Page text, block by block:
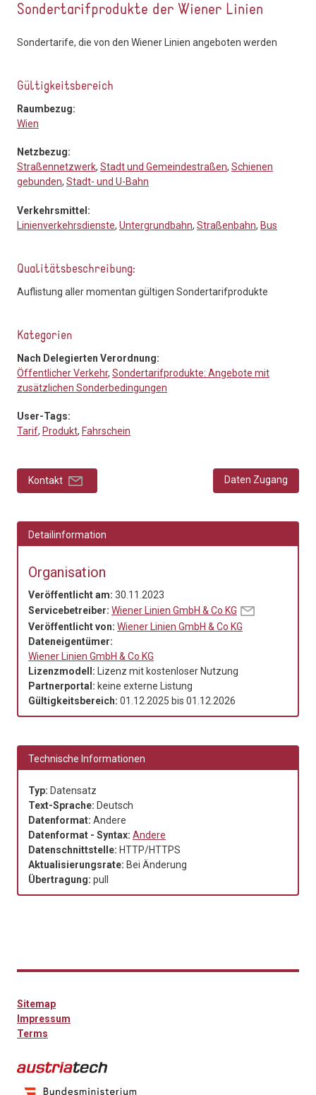
Sondertarifprodukte der Wiener Linien
Sondertarife, die von den Wiener Linien angeboten werden
Gültigkeitsbereich
Raumbezug:
Wien
Netzbezug:
Straßennetzwerk, Stadt und Gemeindestraßen, Schienen
gebunden, Stadt- und U-Bahn
Verkehrsmittel:
Linienverkehrsdienste, Untergrundbahn, Straßenbahn, Bus
Qualitätsbeschreibung:
Auflistung aller momentan gültigen Sondertarifprodukte
Kategorien
Nach Delegierten Verordnung:
Öffentlicher Verkehr, Sondertarifprodukte: Angebote mit
zusätzlichen Sonderbedingungen
User-Tags:
Tarif, Produkt, Fahrschein
Kontakt Daten Zugang
Detailinformation
Organisation
Veröffentlicht am: 30.11.2023
Servicebetreiber: Wiener Linien GmbH & Co KG
Veröffentlicht von: Wiener Linien GmbH & Co KG
Dateneigentümer:
Wiener Linien GmbH & Co KG
Lizenzmodell:
Lizenz mit kostenloser Nutzung
Partnerportal: keine externe Listung
Gültigkeitsbereich: 01.12.2025 bis 01.12.2026
Technische Informationen
Typ: Datensatz
Text-Sprache: Deutsch
Datenformat: Andere
Datenformat - Syntax: Andere
Datenschnittstelle: HTTP/HTTPS
Aktualisierungsrate: Bei Änderung
Übertragung: pull
Sitemap
Impressum
Terms